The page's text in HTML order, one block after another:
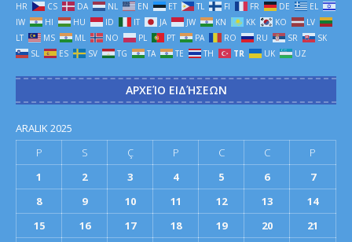
HR
CS DA NL EN ET TL FI FR DE
EL
IW
HI HU ID IT JA JW KN KK KO
LV
LT
MS ML NO PL PT PA RO RU SR
SK
SL
ES SV TG TA TE TH TR UK UZ
ΑΡΧΕΊΟ ΕΙΔΉΣΕΩΝ
ARALIK 2025
P
S Ç P C C
P
1
2 3 4 5 6
7
8
9 10 11 12 13
14
15
16 17 18 19 20 21